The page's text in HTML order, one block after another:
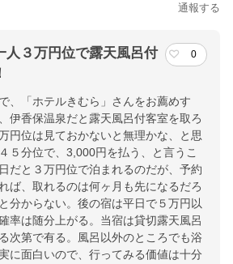
通報する
人３万円位で露天風呂付
0
、「ホテルきむら」さんをお薦めす
伊香保温泉だと露天風呂付客室を取ろ
円位は見ておかないと無理かな、と思
５分位で、3,000円を払う、と言うこ
だと３万円位で泊まれるのだが、予約
ば、取れるのは何ヶ月も先になるだろ
分からない。後の宿は平日で５万円以
率は随分上がる。当宿は貸切露天風呂
次第で有る。風呂以外のところでも浴
に面白いので、行ってみる価値は十分